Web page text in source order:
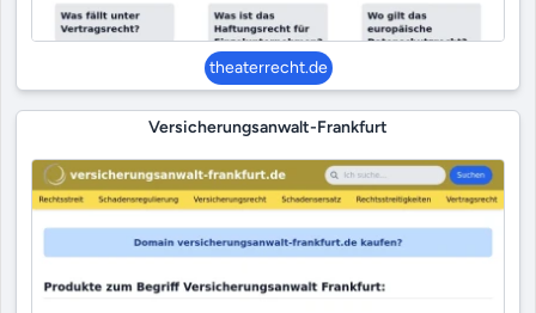
theaterrecht.de
Versicherungsanwalt-Frankfurt